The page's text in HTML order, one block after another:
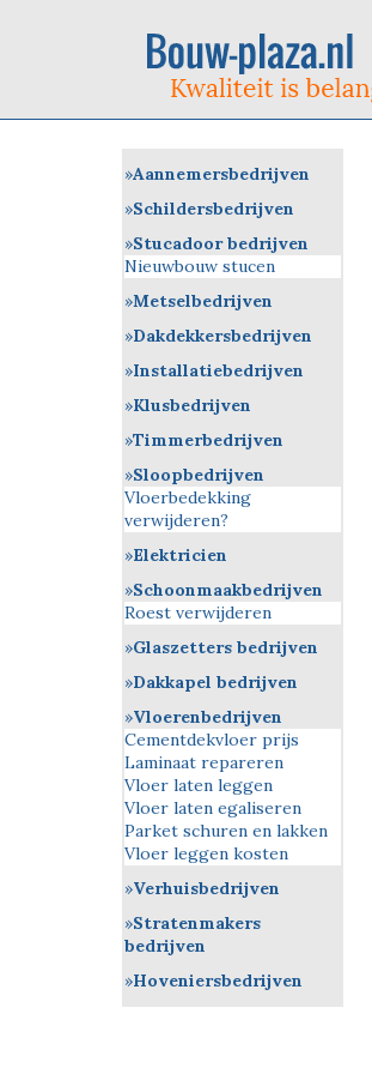
Aannemersbedrijven
Schildersbedrijven
Stucadoor bedrijven
Nieuwbouw stucen
Metselbedrijven
Dakdekkersbedrijven
Installatiebedrijven
Klusbedrijven
Timmerbedrijven
Sloopbedrijven
Vloerbedekking
verwijderen?
Elektricien
Schoonmaakbedrijven
Roest verwijderen
Glaszetters bedrijven
Dakkapel bedrijven
Vloerenbedrijven
Cementdekvloer prijs
Laminaat repareren
Vloer laten leggen
Vloer laten egaliseren
Parket schuren en lakken
Vloer leggen kosten
Verhuisbedrijven
Stratenmakers
bedrijven
Hoveniersbedrijven